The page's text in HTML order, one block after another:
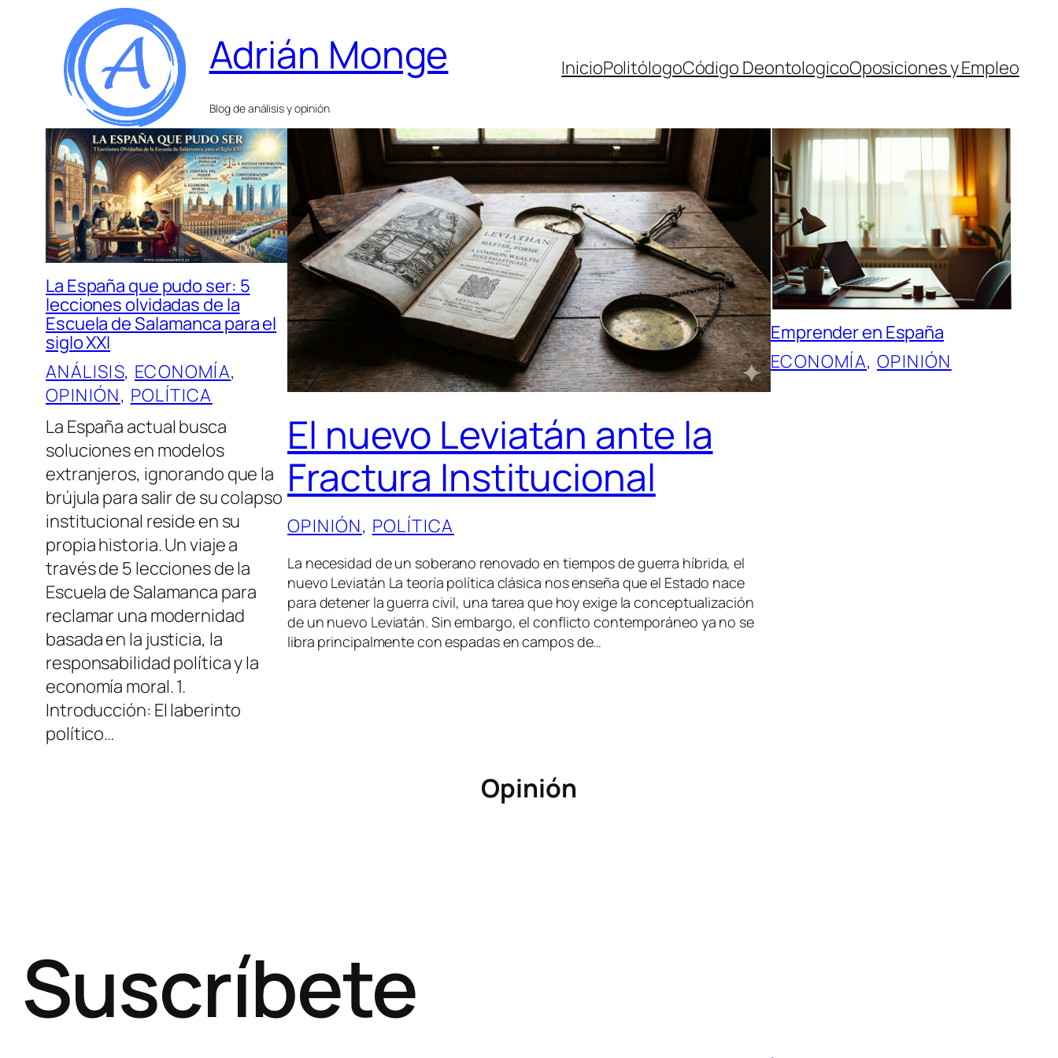
Adrián Monge
Blog de análisis y opinión
InicioPolitólogoCódigo DeontologicoOposiciones y Empleo
La España que pudo ser: 5
lecciones olvidadas de la
Escuela de Salamanca para el
siglo XXI
ANÁLISIS, ECONOMÍA
OPINIÓN, POLÍTICA
La España actual busca
soluciones en modelos
extranjeros, ignorando que la
brújula para salir de su colapso
institucional reside en su
propia historia. Un viaje a
través de 5 lecciones de la
Escuela de Salamanca para
reclamar una modernidad
basada en la justicia, la
responsabilidad política y la
economía moral. 1.
Introducción: El laberinto
político…
El nuevo Leviatán ante la
Fractura Institucional
OPINIÓN, POLÍTICA
La necesidad de un soberano renovado en tiempos de guerra híbrida, el
nuevo Leviatán La teoría política clásica nos enseña que el Estado nace
para detener la guerra civil, una tarea que hoy exige la conceptualización
de un nuevo Leviatán. Sin embargo, el conflicto contemporáneo ya no se
libra principalmente con espadas en campos de…
Emprender en España
ECONOMÍA, OPINIÓN
Opinión
Suscríbete